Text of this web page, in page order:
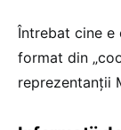
Întrebat cine e
format din
reprezentanții